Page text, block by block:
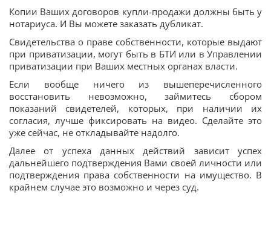
Копии Ваших договоров купли-продажи должны быть у
нотариуса. И Вы можете заказать дубликат.
Свидетельства о праве собственности, которые выдают
при приватизации, могут быть в БТИ или в Управлении
приватизации при Ваших местных органах власти.
Если вообще ничего из вышеперечисленного
восстановить невозможно, займитесь сбором
показаний свидетелей, которых, при наличии их
согласия, лучше фиксировать на видео. Сделайте это
уже сейчас, не откладывайте надолго.
Далее от успеха данных действий зависит успех
дальнейшего подтверждения Вами своей личности или
подтверждения права собственности на имущество. В
крайнем случае это возможно и через суд.